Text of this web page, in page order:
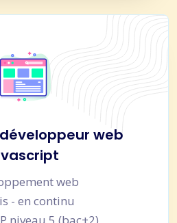
web
web
- en continu
niveau 5 (bac+2)